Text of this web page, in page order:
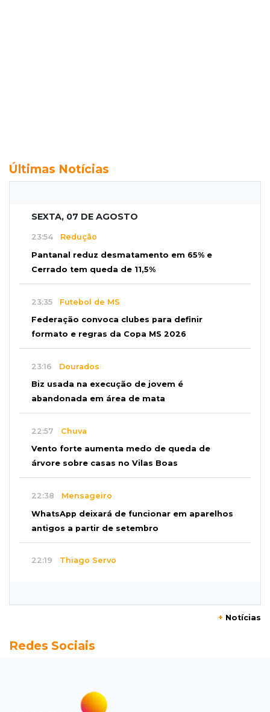
Últimas Notícias
SEXTA, 07 DE AGOSTO
23:54 Redução
Pantanal reduz desmatamento em 65% e
Cerrado tem queda de 11,5%
23:35 Futebol de MS
Federação convoca clubes para definir
formato e regras da Copa MS 2026
23:16 Dourados
Biz usada na execução de jovem é
abandonada em área de mata
22:57 Chuva
Vento forte aumenta medo de queda de
árvore sobre casas no Vilas Boas
22:38 Mensageiro
WhatsApp deixará de funcionar em aparelhos
antigos a partir de setembro
22:19 Thiago Servo
Semana vai começar com 909 novas
Flagrante
Motorista atinge carro parado, perde
+ Notícias
Redes Sociais